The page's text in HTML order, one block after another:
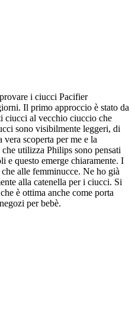
i ciucci Pacifier
Il primo approccio è stato da
ciucci al vecchio ciuccio che
sono visibilmente leggeri, di
scoperta per me e la
utilizza Philips sono pensati
questo emerge chiaramente. I
alle femminucce. Ne ho già
alla catenella per i ciucci. Si
è ottima anche come porta
per bebè.